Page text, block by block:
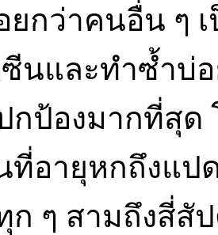
ยกว่าคนอื่น ๆ
นและทำซ้ำบ่
กป้องมากที่สุ
ที่อายุหกถึงแป
ก ๆ สามถึงสี่สั